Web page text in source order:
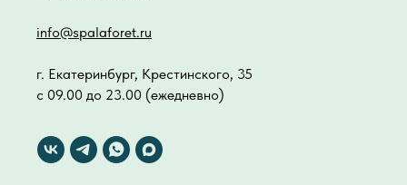
info@spalaforet.ru
г. Екатеринбург, Крестинского, 35
с 09.00 до 23.00 (ежедневно)